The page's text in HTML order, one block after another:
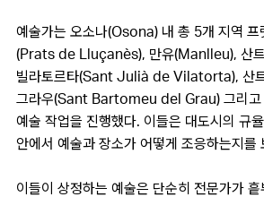
예술가는 오소나(Osona) 내 총 5개 지역 프
(Prats de Lluçanès), 만유(Manlleu), 산트
빌라토르타(Sant Julià de Vilatorta), 산트
그라우(Sant Bartomeu del Grau) 그리고
예술 작업을 진행했다. 이들은 대도시의 규
안에서 예술과 장소가 어떻게 조응하는지를
이들이 상정하는 예술은 단순히 전문가가 흩